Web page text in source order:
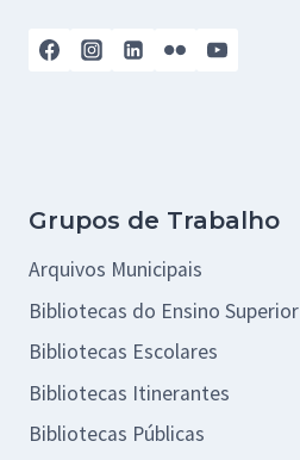
Grupos de Trabalho
Arquivos Municipais
Bibliotecas do Ensino Superior
Bibliotecas Escolares
Bibliotecas Itinerantes
Bibliotecas Públicas